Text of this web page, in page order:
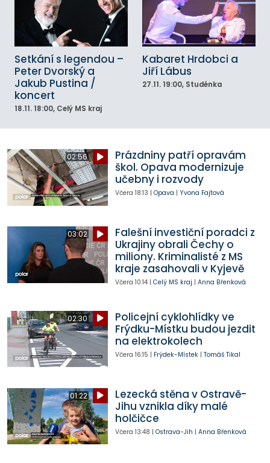
Setkání s legendou –
Peter Dvorský a
Jakub Pustina /
koncert
18.11. 18:00, Celý MS kraj
Kabaret Hrdobci a
Jiří Lábus
27.11. 19:00, Studénka
02:56
Prázdniny patří opravám
škol. Opava modernizuje
učebny i rozvody
Včera 18:13 | Opava | Yvona Fajtová
03:02
Falešní investiční poradci z
Ukrajiny obrali Čechy o
miliony. Kriminalisté z MS
kraje zasahovali v Kyjevě
Včera 10:14| Celý MS kraj | Anna Břenková
02:30
Policejní cyklohlídky ve
Frýdku-Místku budou jezdit
na elektrokolech
Včera 16:15 | Frýdek-Místek| Tomáš Tikal
01:22
Lezecká stěna v Ostravě-
Jihu vznikla díky malé
holčičce
Včera 13:48 | Ostrava-Jih | Anna Břenková